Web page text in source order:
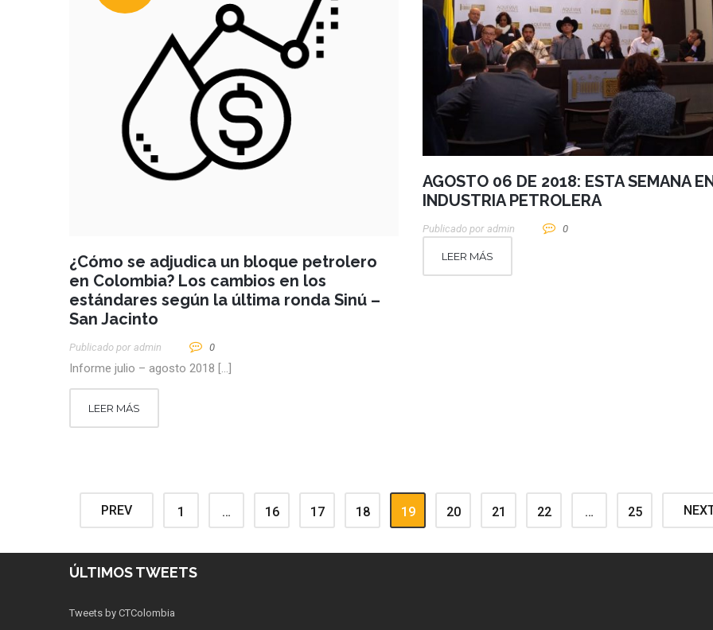
AGOSTO 06 DE 2018: ESTA SEMANA
INDUSTRIA PETROLERA
Publicado por Admin 0
LEER MÁS
¿Cómo se adjudica un bloque petrolero
en Colombia? Los cambios en los
estándares según la última ronda Sinú –
San Jacinto
Publicado por Admin 0
Informe julio – agosto 2018 […]
LEER MÁS
PREV 1 … 16 17 18 19 20 21 22 … 25
ÚLTIMOS TWEETS
Tweets by CTColombia